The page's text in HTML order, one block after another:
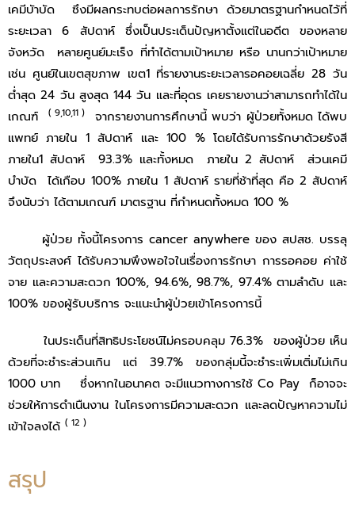
เคมีบัาบัด ซึงมีผลกระทบต่อผลการรักษา ด้วยมาตรฐานกำหนดไว้ที่
ระยะเวลา 6 สัปดาห์ ซึ่งเป็นประเด็นปัญหาตั้งแต่ในอดีต ของหลาย
จังหวัด หลายศูนย์มะเร็ง ที่ทำได้ตามเป้าหมาย หรือ นานกว่าเป้าหมาย
เช่น ศูนย์ในเขตสุขภาพ เขต1 ที่รายงานระยะเวลารอคอยเฉลี่ย 28 วัน
ต่ำสุด 24 วัน สูงสุด 144 วัน และที่อุดร เคยรายงานว่าสามารถทำได้ใน
เกณฑ์
( 9,10,11 )
จากรายงานการศึกษานี้ พบว่า ผู้ป่วยทั้งหมด ได้พบ
แพทย์ ภายใน 1 สัปดาห์ และ 100 % โดยได้รับการรักษาด้วยรังสี
ภายใน1 สัปดาห์ 93.3% และทั้งหมด ภายใน 2 สัปดาห์ ส่วนเคมี
บำบัด ได้เกือบ 100% ภายใน 1 สัปดาห์ รายที่ช้าที่สุด คือ 2 สัปดาห์
จึงนับว่า ได้ตามเกณฑ์ มาตรฐาน ที่กำหนดทั้งหมด 100 %
ผู้ป่วย ทั้งนี้โครงการ cancer anywhere ของ สปสช. บรรลุ
วัตถุประสงศ์ ได้รับความพึงพอใจในเรื่องการรักษา การรอคอย ค่าใช้
จาย และความสะดวก 100%, 94.6%, 98.7%, 97.4% ตามลําดับ และ
100% ของผู้รับบริการ จะแนะนําผู้ป่วยเข้าโครงการนี้
ในประเด็นที่สิทธิประโยชน์ไม่ครอบคลุม 76.3% ของผู้ป่วย เห็น
ด้วยที่จะชําระส่วนเกิน แต่ 39.7% ของกลุ่มนี้จะชําระเพิ่มเติ่มไม่เกิน
1000 บาท ซึ่งหากในอนาคต จะมีแนวทางการใช้ Co Pay ก็อาจจะ
ช่วยให้การดำเนืนงาน ในโครงการมีความสะดวก และลดปัญหาความไม่
เข้าใจลงได้ ( 12 )
สรุป